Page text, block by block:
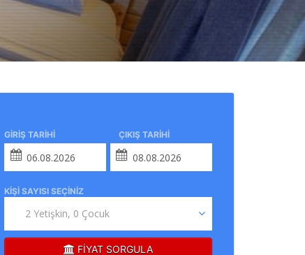
GIRIŞ TARIHI ÇIKIŞ TARIHI
KIŞI SAYISI SEÇINIZ
FİYAT SORGULA